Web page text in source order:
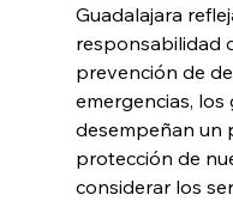
Guadalajara
responsabilidad
prevención de
emergencias, los
desempeñan un
protección de
considerar los